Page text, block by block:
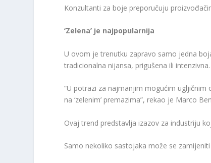
Konzultanti za boje preporučuju
‘Zelena’ je najpopularnija
U ovom je trenutku zapravo samo jedna
tradicionalna nijansa, prigušena ili intenzivna.
“U potrazi za najmanjim mogućim
na ‘zelenim’ premazima”, rekao je Marco
Ovaj trend predstavlja izazov za industriju
Samo nekoliko sastojaka može se